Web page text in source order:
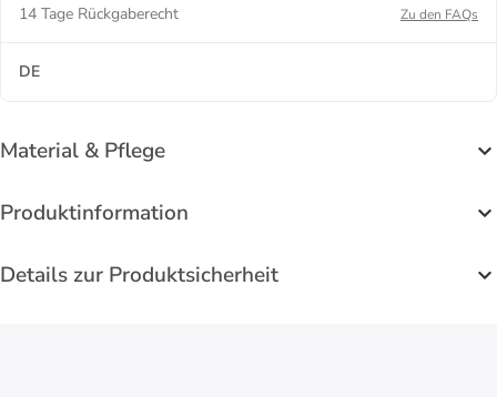
14 Tage Rückgaberecht
Zu den FAQs
DE
Material & Pflege
Produktinformation
Details zur Produktsicherheit